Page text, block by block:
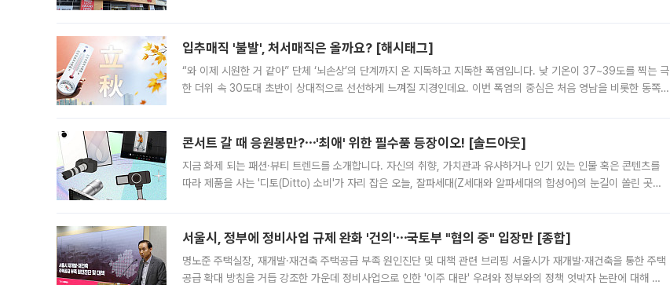
입추매직 '불발', 처서매직은 올까요? [해시태그]
“와 이제 시원한 거 같아” 단체 ‘뇌손상’의 단계까지 온 지독하고 지독한 폭염입니다. 낮 기온이 37~39도를 찍는 극
한 더위 속 30도대 초반이 상대적으로 선선하게 느껴질 지경인데요. 이번 폭염의 중심은 처음 영남을 비롯한 동쪽
콘서트 갈 때 응원봉만?⋯'최애' 위한 필수품 등장이오! [솔드아웃]
지금 화제 되는 패션·뷰티 트렌드를 소개합니다. 자신의 취향, 가치관과 유사하거나 인기 있는 인물 혹은 콘텐츠를
따라 제품을 사는 '디토(Ditto) 소비'가 자리 잡은 오늘, 잘파세대(Z세대와 알파세대의 합성어)의 눈길이 쏠린 곳은
서울시, 정부에 정비사업 규제 완화 '건의'⋯국토부 "협의 중" 입장만 [종합]
명노준 주택실장, 재개발·재건축 주택공급 부족 원인진단 및 대책 관련 브리핑 서울시가 재개발·재건축을 통한 주택
공급 확대 방침을 거듭 강조한 가운데 정비사업으로 인한 '이주 대란' 우려와 정부와의 정책 엇박자 논란에 대해 정